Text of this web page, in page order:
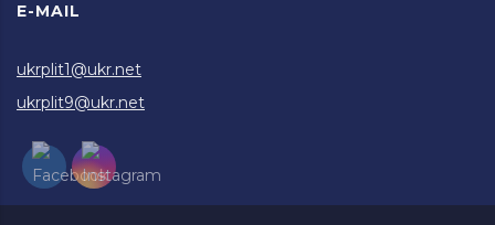
E-MAIL
ukrplit1@ukr.net
ukrplit9@ukr.net